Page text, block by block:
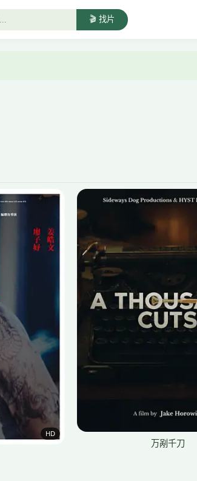
🎬 找片
HD
万剐千刀